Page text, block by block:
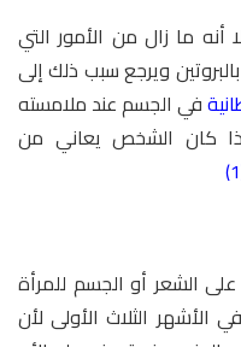
أنه ما زال من الأمور التي
ويرجع سبب ذلك إلى
في الجسم عند ملامسته
إذا كان الشخص يعاني من
الشعر أو الجسم للمرأة
الأشهر الثلاث الأولى لأن